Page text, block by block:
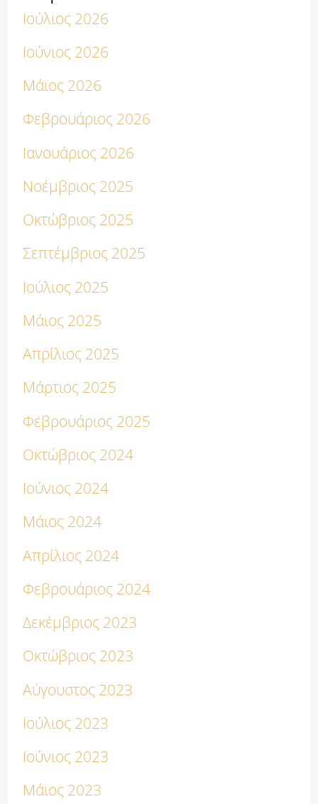
Ιούλιος 2026
Ιούνιος 2026
Μάιος 2026
Φεβρουάριος 2026
Ιανουάριος 2026
Νοέμβριος 2025
Οκτώβριος 2025
Σεπτέμβριος 2025
Ιούλιος 2025
Μάιος 2025
Απρίλιος 2025
Μάρτιος 2025
Φεβρουάριος 2025
Οκτώβριος 2024
Ιούνιος 2024
Μάιος 2024
Απρίλιος 2024
Φεβρουάριος 2024
Δεκέμβριος 2023
Οκτώβριος 2023
Αύγουστος 2023
Ιούλιος 2023
Ιούνιος 2023
Μάιος 2023